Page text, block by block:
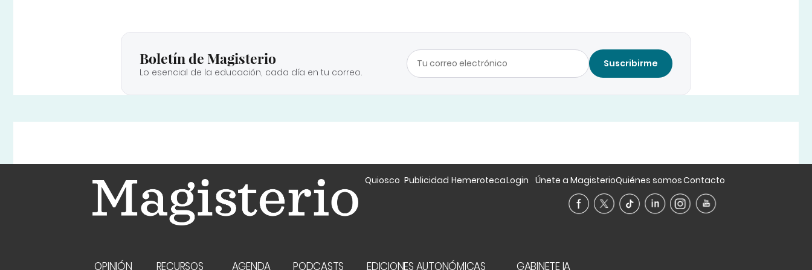
Boletín de Magisterio
Lo esencial de la educación, cada día en tu correo.
Suscribirme
Quiosco Publicidad HemerotecaLogin Únete a MagisterioQuiénes somosContacto
OPINIÓN RECURSOS AGENDA PODCASTS EDICIONES AUTONÓMICAS GABINETE IA